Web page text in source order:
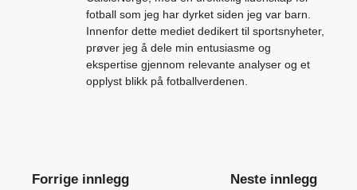
fotball som jeg har dyrket siden jeg var barn.
Innenfor dette mediet dedikert til sportsnyheter,
prøver jeg å dele min entusiasme og
ekspertise gjennom relevante analyser og et
opplyst blikk på fotballverdenen.
Forrige innlegg Neste innlegg